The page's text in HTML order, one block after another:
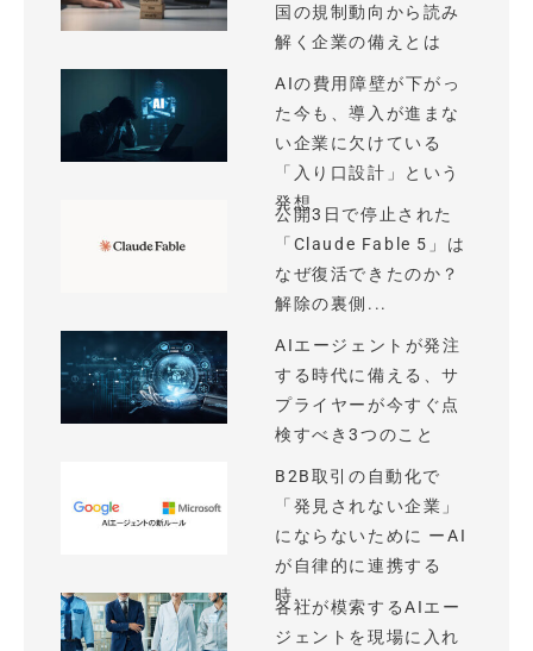
国の規制動向から読み
解く企業の備えとは
AIの費用障壁が下がっ
た今も、導入が進まな
い企業に欠けている
「入り口設計」という
発想
公開3日で停止された
「Claude Fable 5」は
なぜ復活できたのか？
解除の裏側...
AIエージェントが発注
する時代に備える、サ
プライヤーが今すぐ点
検すべき3つのこと
B2B取引の自動化で
「発見されない企業」
にならないために ーAI
が自律的に連携する
時...
各社が模索するAIエー
ジェントを現場に入れ